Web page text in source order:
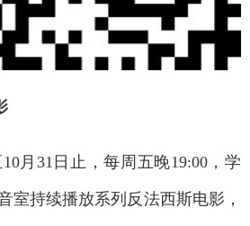
10月 31 日止，每周五晚19:00，学
室持续播放系列反法西斯电影，